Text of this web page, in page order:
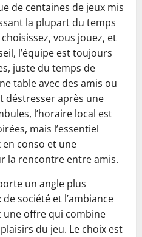
de centaines de jeux mis
la plupart du temps
vous jouez, et
l’équipe est toujours
juste du temps de
table avec des amis ou
déstresser après une
l’horaire local est
mais l’essentiel
en conso et une
la rencontre entre amis.
un angle plus
société et l’ambiance
une offre qui combine
du jeu. Le choix est